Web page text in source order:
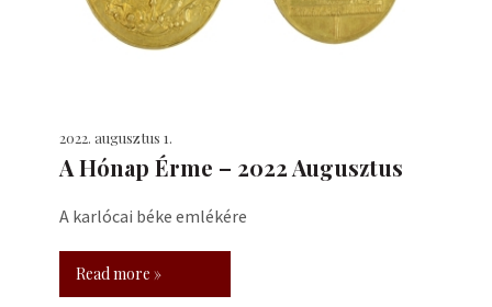
2022. augusztus 1.
A Hónap Érme – 2022 Augusztus
A karlócai béke emlékére
Read more »